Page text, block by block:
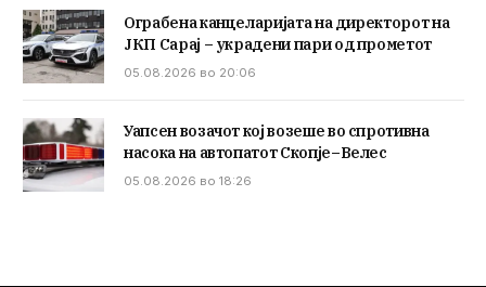
Ограбена канцеларијата на директорот на
ЈКП Сарај – украдени пари од прометот
05.08.2026 во 20:06
Уапсен возачот кој возеше во спротивна
насока на автопатот Скопје–Велес
05.08.2026 во 18:26